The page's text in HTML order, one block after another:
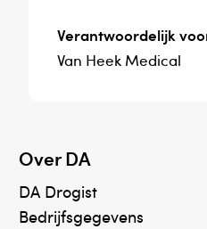
Verantwoordelijk
Van Heek Medical
Over DA
DA Drogist
Bedrijfsgegevens